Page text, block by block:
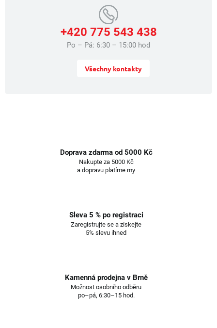
+420 775 543 438
Po – Pá: 6:30 – 15:00 hod
Všechny kontakty
Doprava zdarma od 5000 Kč
Nakupte za 5000 Kč
a dopravu platíme my
Sleva 5 % po registraci
Zaregistrujte se a získejte
5% slevu ihned
Kamenná prodejna v Brně
Možnost osobního odběru
po–pá, 6:30–15 hod.